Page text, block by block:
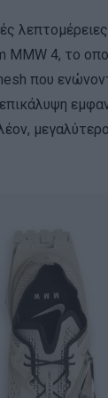
λεπτομέρειες
4, το
που